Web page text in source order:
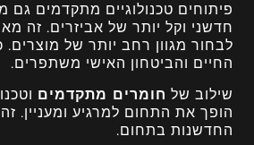
פיתוחים טכנולוגיים מתקדמים גם
חדשני וקל יותר של אביזרים. זה
לבחור מגוון רחב יותר של
החיים והביטחון האישי משתפרים.
שילוב של חומרים מתקדמים
הופך את התחום למרגיע ומעניין.
החדשנות בתחום.